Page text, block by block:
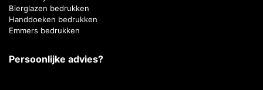
Bierglazen bedrukken
Handdoeken bedrukken
Emmers bedrukken
Persoonlijke advies?